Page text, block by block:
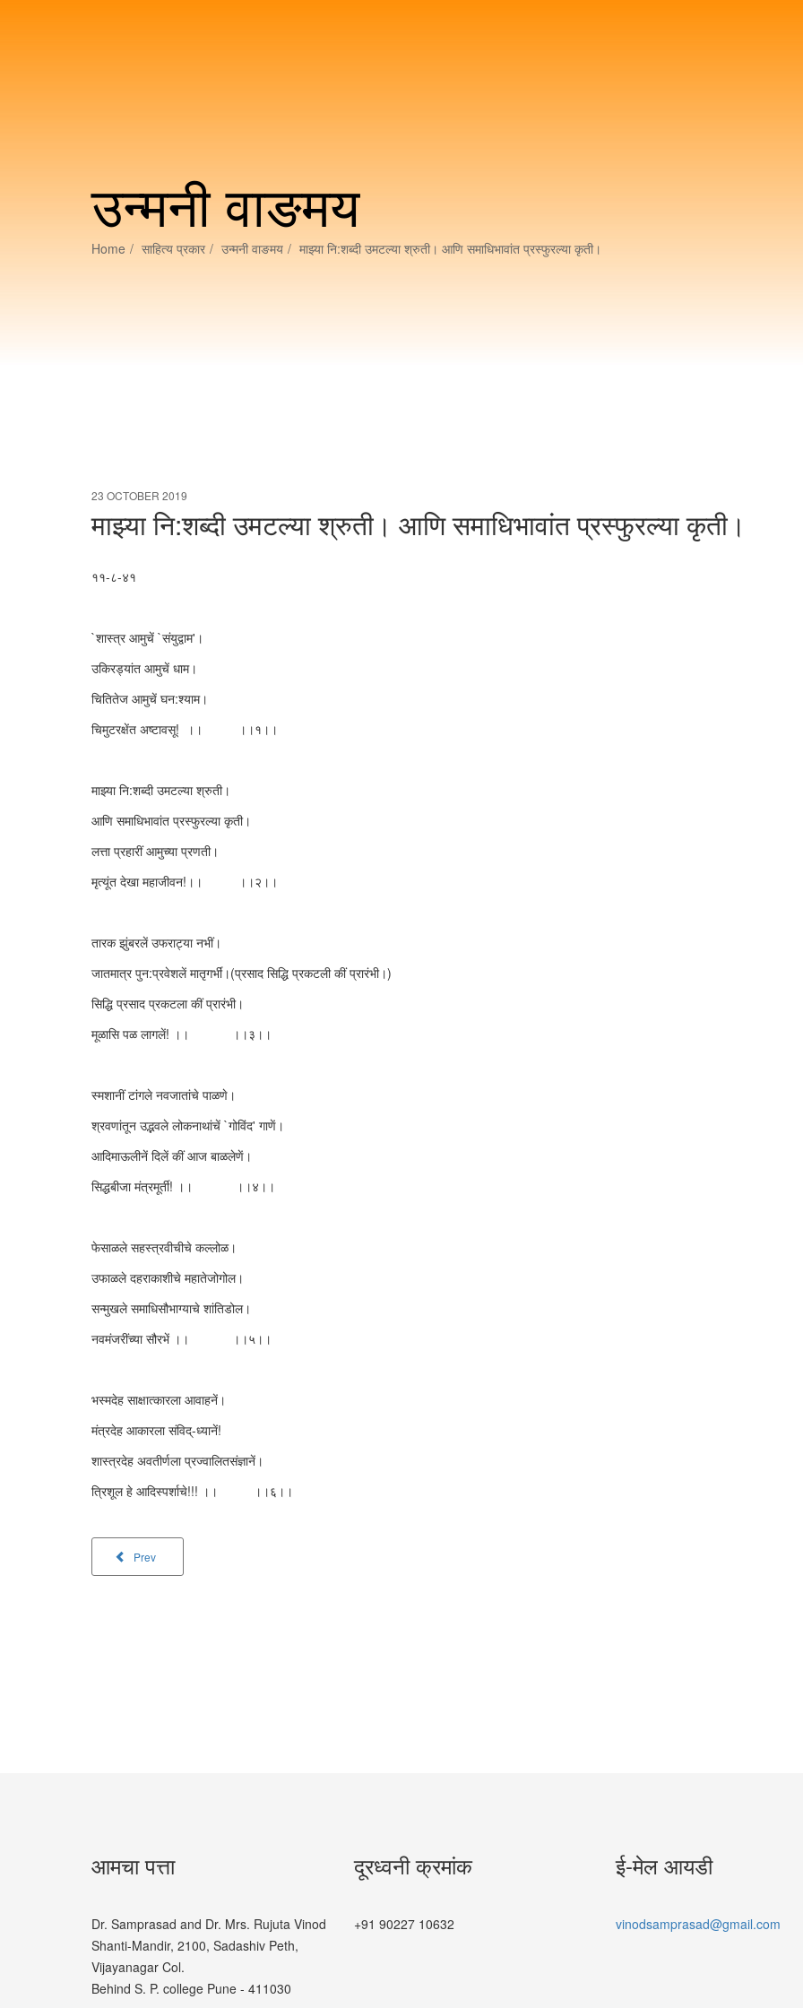
उन्मनी वाङमय
Home साहित्य प्रकार उन्मनी वाङमय माझ्या नि:शब्दी उमटल्या श्रुती। आणि समाधिभावांत प्रस्फुरल्या कृती।
23 OCTOBER 2019
माझ्या नि:शब्दी उमटल्या श्रुती। आणि समाधिभावांत प्रस्फुरल्या कृती।
११-८-४१
`शास्त्र आमुचें `संयुद्वाम'।
उकिरड्यांत आमुचें धाम।
चितितेज आमुचें घन:श्याम।
चिमुटरक्षेंत अष्टावसू! ।। ।।१।।
माझ्या नि:शब्दी उमटल्या श्रुती।
आणि समाधिभावांत प्रस्फुरल्या कृती।
लत्ता प्रहारीं आमुच्या प्रणती।
मृत्यूंत देखा महाजीवन!।। ।।२।।
तारक झुंबरलें उफराट्या नभीं।
जातमात्र पुन:प्रवेशलें मातृगर्भीं।(प्रसाद सिद्धि प्रकटली कीं प्रारंभी।)
सिद्धि प्रसाद प्रकटला कीं प्रारंभी।
मूळासि पळ लागलें! ।। ।।३।।
स्मशानीं टांगले नवजातांचे पाळणे।
श्रवणांतून उद्भवले लोकनाथांचें `गोविंद' गाणें।
आदिमाऊलीनें दिलें कीं आज बाळलेणें।
सिद्धबीजा मंत्रमूर्ती! ।। ।।४।।
फेसाळले सहस्त्रवीचीचे कल्लोळ।
उफाळले दहराकाशीचे महातेजोगोल।
सन्मुखले समाधिसौभाग्याचे शांतिडोल।
नवमंजरींच्या सौरभें ।। ।।५।।
भस्मदेह साक्षात्कारला आवाहनें।
मंत्रदेह आकारला संविद्-ध्यानें!
शास्त्रदेह अवतीर्णला प्रज्वालितसंज्ञानें।
त्रिशूल हे आदिस्पर्शाचे!!! ।। ।।६।।
Prev
आमचा पत्ता
Dr. Samprasad and Dr. Mrs. Rujuta Vinod
Shanti-Mandir, 2100, Sadashiv Peth,
Vijayanagar Col.
Behind S. P. college Pune - 411030
दूरध्वनी क्रमांक
+91 90227 10632
ई-मेल आयडी
vinodsamprasad@gmail.com